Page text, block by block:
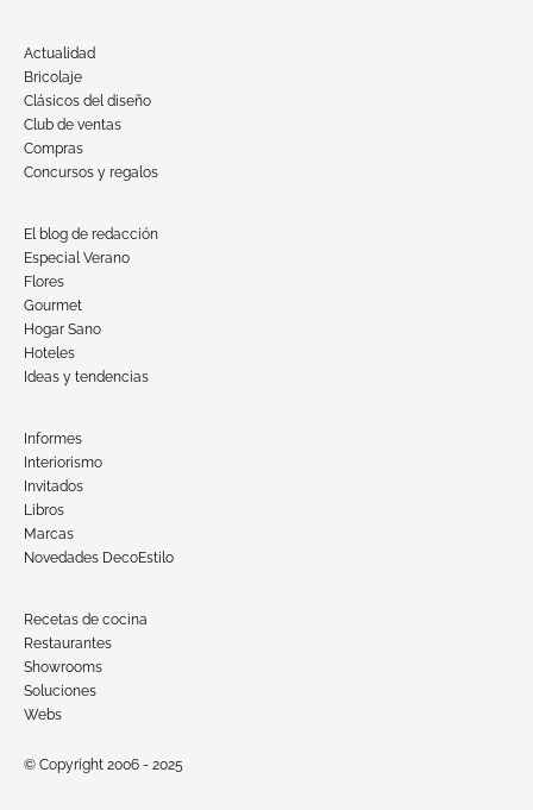
Actualidad
Bricolaje
Clásicos del diseño
Club de ventas
Compras
Concursos y regalos
El blog de redacción
Especial Verano
Flores
Gourmet
Hogar Sano
Hoteles
Ideas y tendencias
Informes
Interiorismo
Invitados
Libros
Marcas
Novedades DecoEstilo
Recetas de cocina
Restaurantes
Showrooms
Soluciones
Webs
© Copyright 2006 - 2025